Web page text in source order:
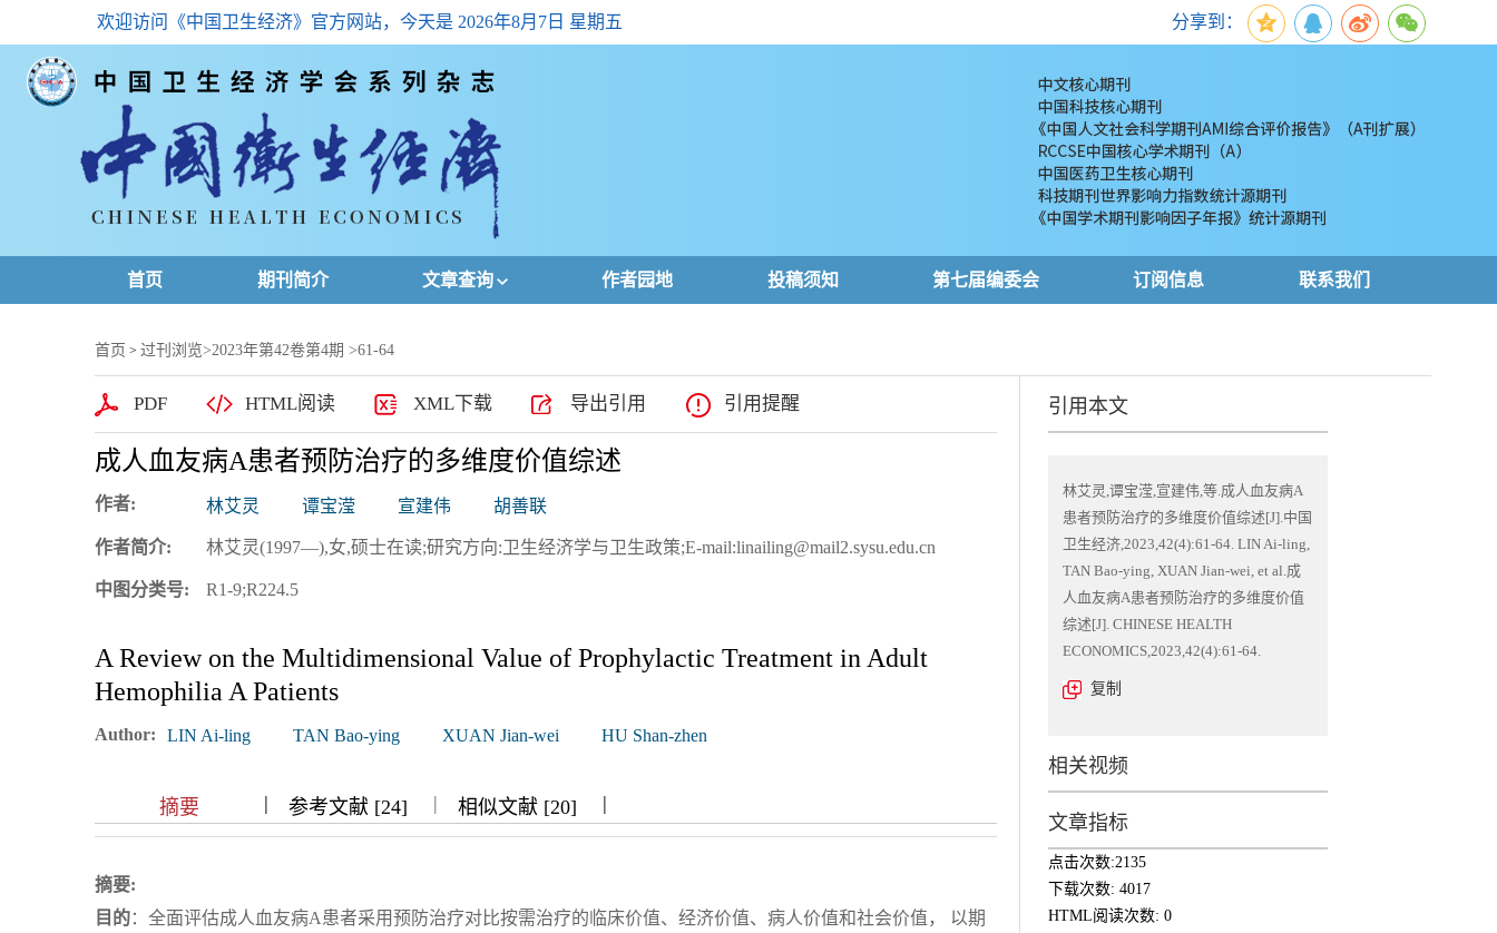
欢迎访问《中国卫生经济》官方网站，今天是 2026年8月7日 星期五 分享到：
首页 期刊简介 文章查询
高级查询
下载排名
浏览排名
作者园地 投稿须知 第七届编委会 订阅信息 联系我们
首页 > 过刊浏览>2023年第42卷第4期 >61-64
PDF HTML阅读 XML下载 导出引用 引用提醒
成人血友病A患者预防治疗的多维度价值综述
作者: 林艾灵 谭宝滢 宣建伟 胡善联
作者简介: 林艾灵(1997—),女,硕士在读;研究方向:卫生经济学与卫生政策;E-mail:linailing@mail2.sysu.edu.cn
中图分类号: R1-9;R224.5
A Review on the Multidimensional Value of Prophylactic Treatment in Adult
Hemophilia A Patients
Author: LIN Ai-ling TAN Bao-ying XUAN Jian-wei HU Shan-zhen
摘要 ||| 参考文献 [24] | 相似文献 [20] |||
摘要:
目的：全面评估成人血友病A患者采用预防治疗对比按需治疗的临床价值、经济价值、病人价值和社会价值， 以期
引用本文
林艾灵,谭宝滢,宣建伟,等.成人血友病A
患者预防治疗的多维度价值综述[J].中国
卫生经济,2023,42(4):61-64. LIN Ai-ling,
TAN Bao-ying, XUAN Jian-wei, et al.成
人血友病A患者预防治疗的多维度价值
综述[J]. CHINESE HEALTH
ECONOMICS,2023,42(4):61-64.
复制
相关视频
文章指标
点击次数:2135
下载次数: 4017
HTML阅读次数: 0